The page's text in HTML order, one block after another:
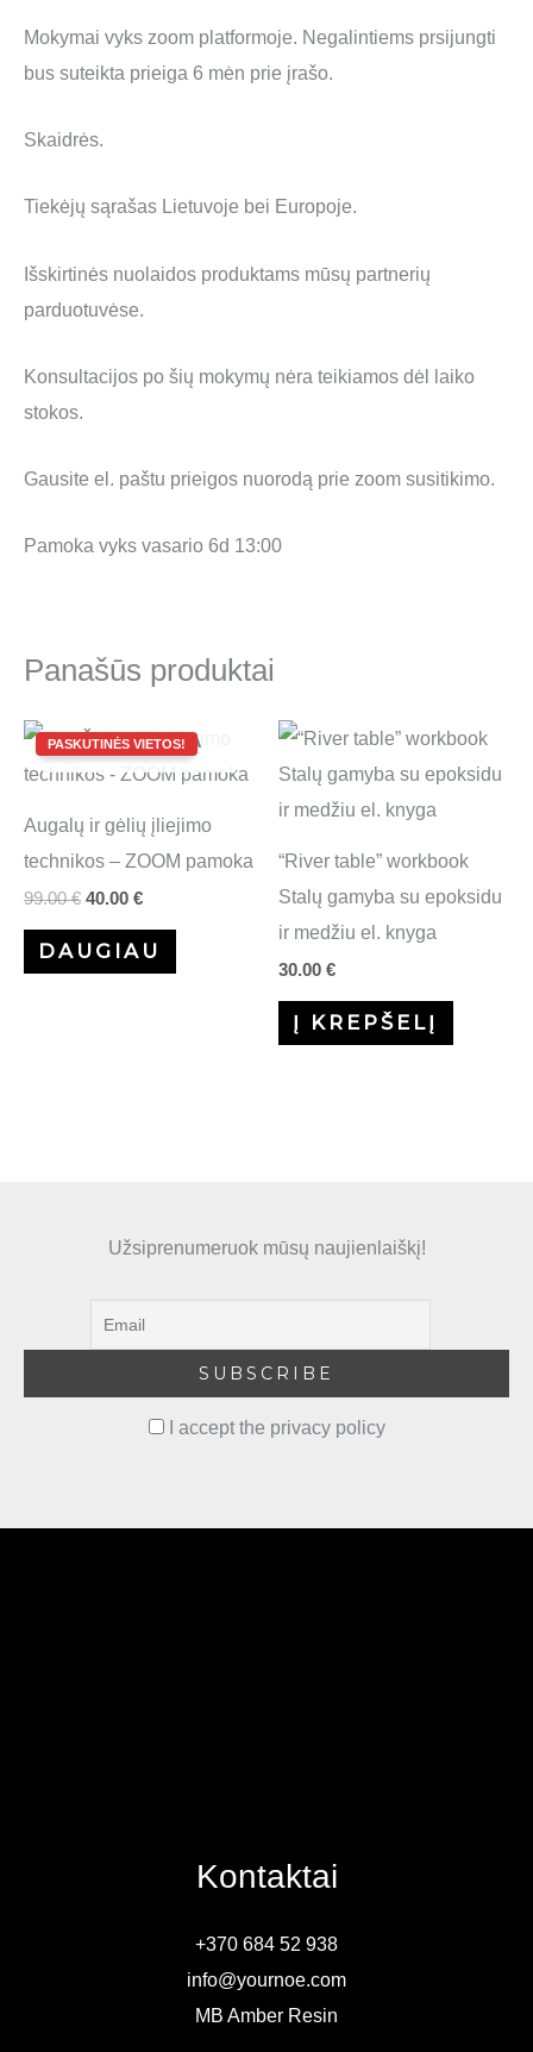
Mokymai vyks zoom platformoje. Negalintiems prsijungti
bus suteikta prieiga 6 mėn prie įrašo.
Skaidrės.
Tiekėjų sąrašas Lietuvoje bei Europoje.
Išskirtinės nuolaidos produktams mūsų partnerių
parduotuvėse.
Konsultacijos po šių mokymų nėra teikiamos dėl laiko
stokos.
Gausite el. paštu prieigos nuorodą prie zoom susitikimo.
Pamoka vyks vasario 6d 13:00
Panašūs produktai
IŠPARDUOTA
Augalų ir gėlių įliejimo
technikos – ZOOM pamoka
99.00€
Original
price
was:
40.00 €
Current
price
is:
DAUGIAU
“River table” workbook
Stalų gamyba su epoksidu
ir medžiu el. knyga
30.00 €
Į KREPŠELĮ
Užsiprenumeruok mūsų naujienlaiškį!
I accept the privacy policy
Kontaktai
+370 684 52 938
info@yournoe.com
MB Amber Resin